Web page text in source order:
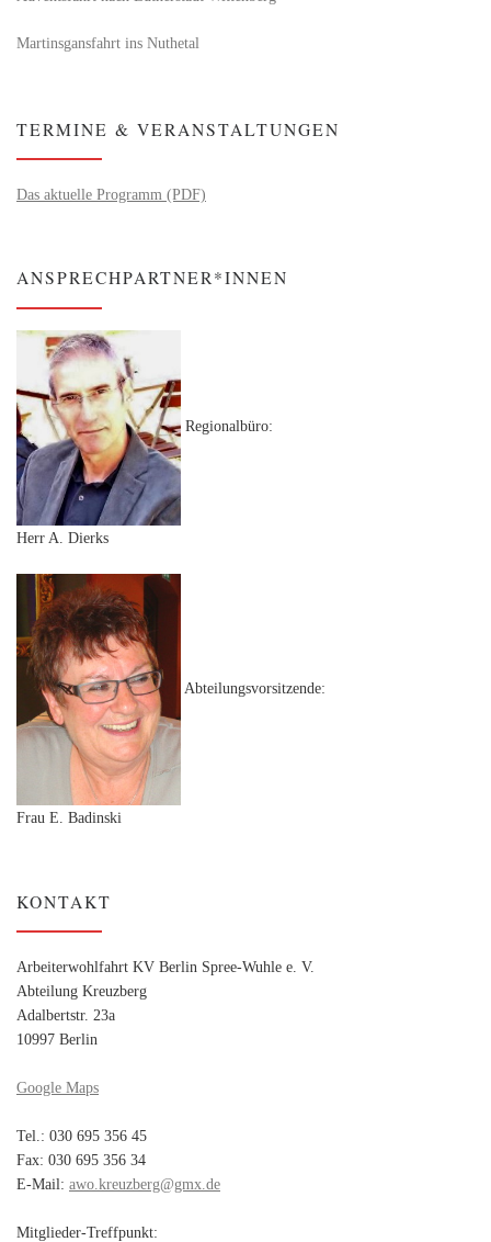
Martinsgansfahrt ins Nuthetal
TERMINE & VERANSTALTUNGEN
Das aktuelle Programm (PDF)
ANSPRECHPARTNER*INNEN
Regionalbüro:
Herr A. Dierks
Abteilungsvorsitzende:
Frau E. Badinski
KONTAKT
Arbeiterwohlfahrt KV Berlin Spree-Wuhle e. V.
Abteilung Kreuzberg
Adalbertstr. 23a
10997 Berlin
Google Maps
Tel.: 030 695 356 45
Fax: 030 695 356 34
E-Mail: awo.kreuzberg@gmx.de
Mitglieder-Treffpunkt: